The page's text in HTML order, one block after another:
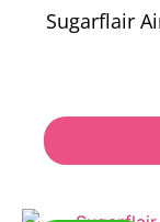
Sugarflair